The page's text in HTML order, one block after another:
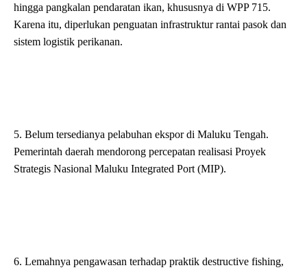
hingga pangkalan pendaratan ikan, khususnya di WPP 715.
Karena itu, diperlukan penguatan infrastruktur rantai pasok dan
sistem logistik perikanan.
5. Belum tersedianya pelabuhan ekspor di Maluku Tengah.
Pemerintah daerah mendorong percepatan realisasi Proyek
Strategis Nasional Maluku Integrated Port (MIP).
6. Lemahnya pengawasan terhadap praktik destructive fishing,